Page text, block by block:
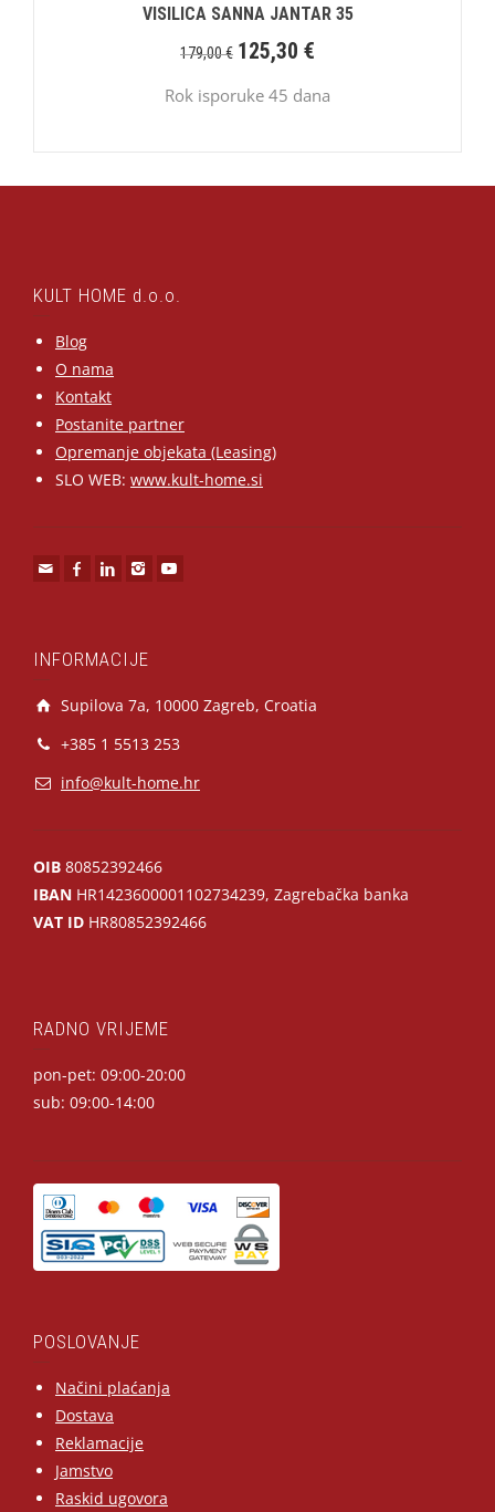
VISILICA SANNA JANTAR 35
179,00€ 125,30 €
Rok isporuke 45 dana
KULT HOME d.o.o.
Blog
O nama
Kontakt
Postanite partner
Opremanje objekata (Leasing)
SLO WEB: www.kult-home.si
INFORMACIJE
Supilova 7a, 10000 Zagreb, Croatia
+385 1 5513 253
info@kult-home.hr
OIB 80852392466
IBAN HR1423600001102734239, Zagrebačka banka
VAT ID HR80852392466
RADNO VRIJEME
pon-pet: 09:00-20:00
sub: 09:00-14:00
POSLOVANJE
Načini plaćanja
Dostava
Reklamacije
Jamstvo
Raskid ugovora